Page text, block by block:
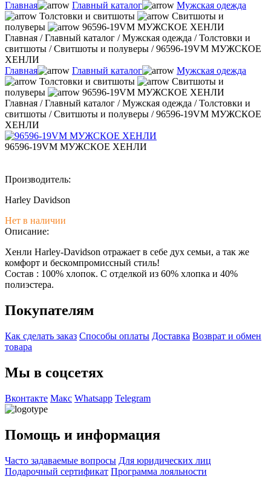
Главная
Главный каталог
Мужская одежда
Толстовки и свитшоты
Свитшоты и
полуверы
96596-19VM МУЖСКОЕ ХЕНЛИ
Главная /Главный каталог /Мужская одежда /Толстовки и
свитшоты /Свитшоты и полуверы /96596-19VM МУЖСКОЕ
ХЕНЛИ
Главная
Главный каталог
Мужская одежда
Толстовки и свитшоты
Свитшоты и
полуверы
96596-19VM МУЖСКОЕ ХЕНЛИ
Главная /Главный каталог /Мужская одежда /Толстовки и
свитшоты /Свитшоты и полуверы /96596-19VM МУЖСКОЕ
ХЕНЛИ
96596-19VM МУЖСКОЕ ХЕНЛИ
Производитель:
Harley Davidson
Нет в наличии
Описание:
Хенли Harley-Davidson отражает в себе дух семьи, а так же
комфорт и бескомпромиссный стиль!
Состав : 100% хлопок. С отделкой из 60% хлопка и 40%
полиэстера.
Покупателям
Как сделать заказ Способы оплаты Доставка Возврат и обмен
товара
Мы в соцсетях
Вконтакте Макс Whatsapp Telegram
Помощь и информация
Часто задаваемые вопросы Для юридических лиц
Подарочный сертификат Программа лояльности